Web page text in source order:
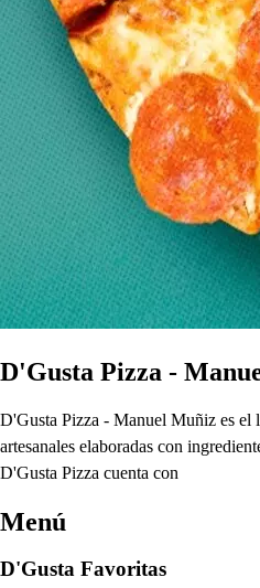
D'Gusta Pizza -
D'Gusta Pizza - Manuel Muñiz es el
artesanales elaboradas con
D'Gusta Pizza cuenta con
Menú
D'Gusta Favoritas